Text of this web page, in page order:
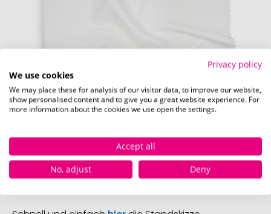
Privacy policy
We use cookies
We may place these for analysis of our visitor data, to improve our website,
show personalised content and to give you a great website experience. For
more information about the cookies we use open the settings.
Accept all
No, adjust
Deny